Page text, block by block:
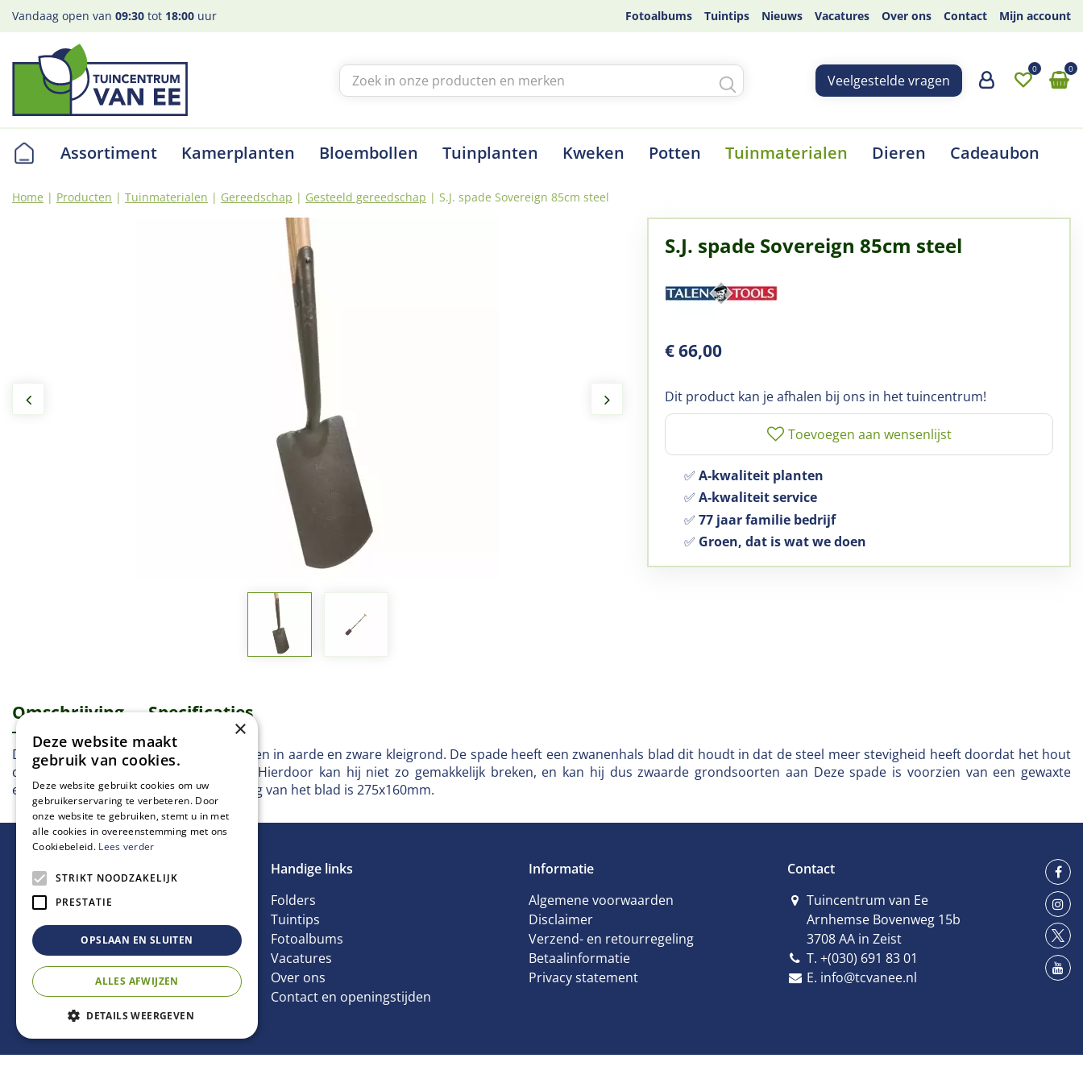
Ga
naar
Home Producten Tuinmaterialen Gereedschap Gesteeld gereedschap S.J. spade Sovereign 85cm steel
Vandaag open van 09:30 tot 18:00 uur Fotoalbums Tuintips Nieuws Vacatures Over ons Contact Mijn account
Veelgestelde vragen
Assortiment Kamerplanten Bloembollen Tuinplanten Kweken Potten Tuinmaterialen Dieren Cadeaubon
S.J. spade Sovereign 85cm steel
€66,00
Dit product kan je afhalen bij ons in het tuincentrum!
✅ A-kwaliteit planten
✅ A-kwaliteit service
✅ 77 jaar familie bedrijf
✅ Groen, dat is wat we doen
Omschrijving Specificaties
Deze S.J-spade is geschikt voor het spitten in aarde en zware kleigrond. De spade heeft een zwanenhals blad dit houdt in dat de steel meer stevigheid heeft doordat het hout
diep in het huis van de zwanehals zit. Hierdoor kan hij niet zo gemakkelijk breken, en kan hij dus zwaarde grondsoorten aan Deze spade is voorzien van een gewaxte
essenhoutensteel van 85cm. De afmeting van het blad is 275x160mm.
Handige links
Folders
Tuintips
Fotoalbums
Vacatures
Over ons
Contact en openingstijden
Informatie
Algemene voorwaarden
Disclaimer
Verzend- en retourregeling
Betaalinformatie
Privacy statement
Contact
Tuincentrum van Ee
Arnhemse Bovenweg 15b
3708 AA in Zeist
T. +(030) 691 83 01
E. info@tcvanee.nl
×
Deze website maakt
gebruik van cookies.
Deze website gebruikt cookies om uw
gebruikerservaring te verbeteren. Door
onze website te gebruiken, stemt u in met
alle cookies in overeenstemming met ons
Cookiebeleid. Lees verder
STRIKT NOODZAKELIJK
PRESTATIE
OPSLAAN EN SLUITEN
ALLES AFWIJZEN
DETAILS WEERGEVEN